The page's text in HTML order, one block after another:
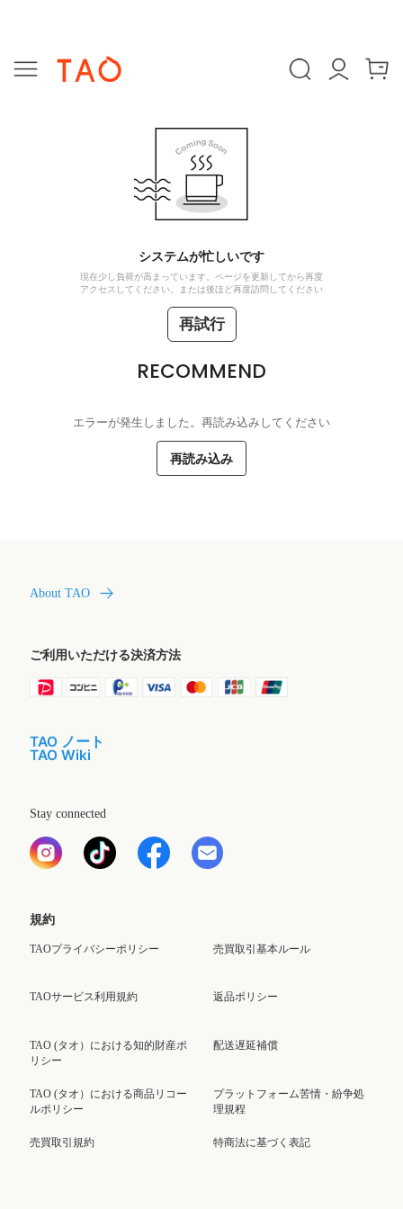
システムが忙しいです
現在少し負荷が高まっています。ページを更新してから再度
アクセスしてください、または後ほど再度訪問してください
再試行
RECOMMEND
エラーが発生しました。再読み込みしてください
再読み込み
About TAO
ご利用いただける決済方法
TAO ノート
TAO Wiki
Stay connected
規約
TAOプライバシーポリシー
TAOサービス利用規約
TAO (タオ）における知的財産ポ
リシー
TAO (タオ）における商品リコー
ルポリシー
売買取引規約
売買取引基本ルール
返品ポリシー
配送遅延補償
プラットフォーム苦情・紛争処
理規程
特商法に基づく表記